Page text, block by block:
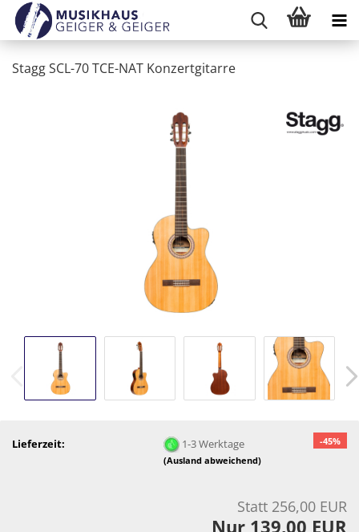
Stagg SCL-70 TCE-NAT Konzertgitarre
-45%
Lieferzeit: 1-3 Werktage
(Ausland abweichend)
Statt 256,00 EUR
Nur 139,00 EUR